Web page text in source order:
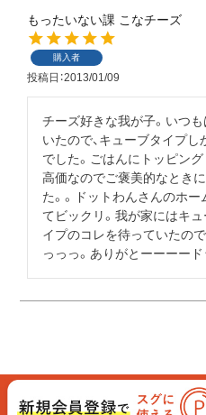
もったいない課 こなチーズ
購入者
投稿日 2013/01/09
チーズ好きな我が子。いつ
いたので、キューブタイプ
でした。ごはんにトッピン
高価なのでご褒美的なとき
た。。ドットわんさんのホ
てビックリ。我が家にはキ
イプのコレを待っていたの
っっっ。ありがとーーーード